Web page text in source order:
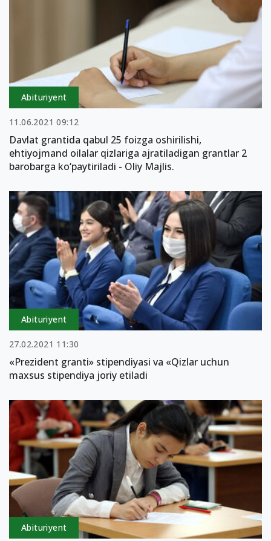
Abituriyent
11.06.2021 09:12
Davlat grantida qabul 25 foizga oshirilishi,
ehtiyojmand oilalar qizlariga ajratiladigan grantlar 2
barobarga ko‘paytiriladi - Oliy Majlis.
Abituriyent
27.02.2021 11:30
«Prezident granti» stipendiyasi va «Qizlar uchun
maxsus stipendiya joriy etiladi
Abituriyent